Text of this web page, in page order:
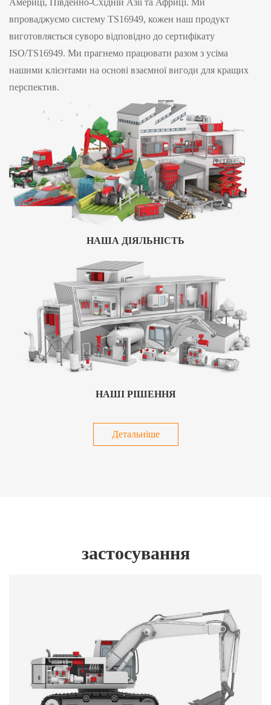
Америці, Південно-Східній Азії та Африці. Ми
впроваджуємо систему TS16949, кожен наш продукт
виготовляється суворо відповідно до сертифікату
ISO/TS16949. Ми прагнемо працювати разом з усіма
нашими клієнтами на основі взаємної вигоди для кращих
перспектив.
НАША ДІЯЛЬНІСТЬ
НАШІ РІШЕННЯ
Детальніше
застосування